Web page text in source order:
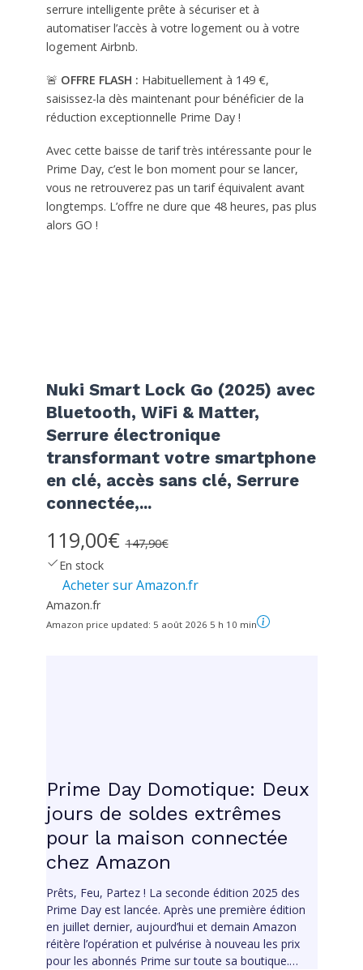
serrure intelligente prête à sécuriser et à
automatiser l’accès à votre logement ou à votre
logement Airbnb.
🚨 OFFRE FLASH : Habituellement à 149 €,
saisissez-la dès maintenant pour bénéficier de la
réduction exceptionnelle Prime Day !
Avec cette baisse de tarif très intéressante pour le
Prime Day, c’est le bon moment pour se lancer,
vous ne retrouverez pas un tarif équivalent avant
longtemps. L’offre ne dure que 48 heures, pas plus
alors GO !
Nuki Smart Lock Go (2025) avec
Bluetooth, WiFi & Matter,
Serrure électronique
transformant votre smartphone
en clé, accès sans clé, Serrure
connectée,...
119,00€147,90€
En stock
Acheter sur Amazon.fr
Amazon.fr
Amazon price updated: 5 août 2026 5 h 10 min
Prime Day Domotique: Deux
jours de soldes extrêmes
pour la maison connectée
chez Amazon
Prêts, Feu, Partez ! La seconde édition 2025 des
Prime Day est lancée. Après une première édition
en juillet dernier, aujourd’hui et demain Amazon
réitère l’opération et pulvérise à nouveau les prix
pour les abonnés Prime sur toute sa boutique.…